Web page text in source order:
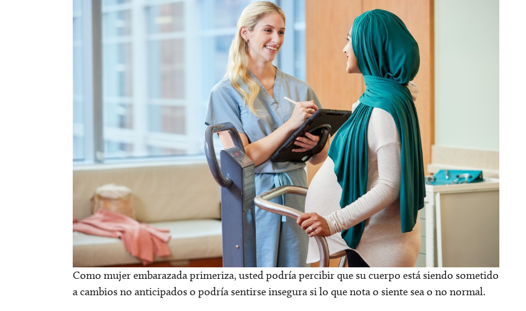
Como mujer embarazada primeriza, usted podría percibir que su cuerpo está siendo sometido
a cambios no anticipados o podría sentirse insegura si lo que nota o siente sea o no normal.